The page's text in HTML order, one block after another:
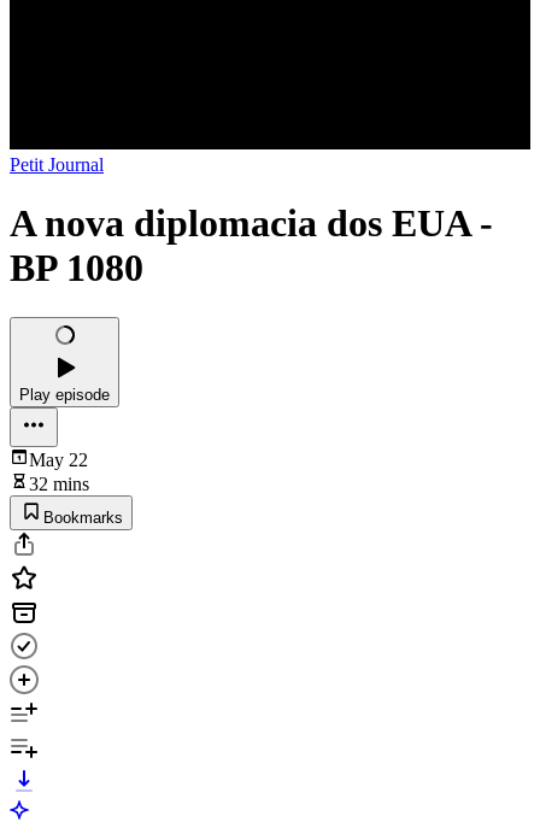
Petit Journal
A nova diplomacia dos EUA -
BP 1080
Play episode
May 22
32 mins
Bookmarks